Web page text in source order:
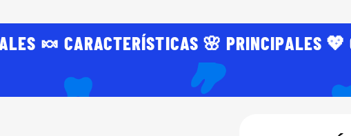
🍬 CARACTERÍSTICAS 🌸 PRINCIPALES